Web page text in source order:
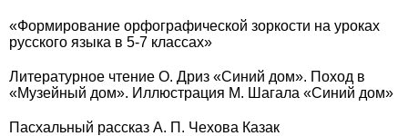
«Формирование орфографической зоркости на уроках
русского языка в 5-7 классах»
Литературное чтение О. Дриз «Синий дом». Поход в
«Музейный дом». Иллюстрация М. Шагала «Синий дом»
Пасхальный рассказ А. П. Чехова Казак